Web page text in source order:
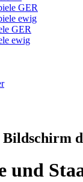
GER
ewig
GER
ewig
und